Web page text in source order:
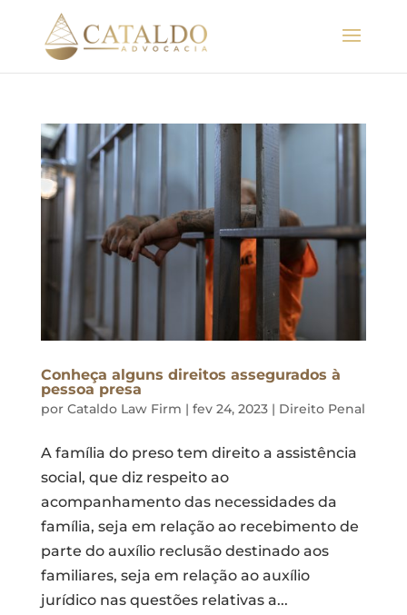
Conheça alguns direitos assegurados à
pessoa presa
por Cataldo Law Firm | fev 24, 2023| Direito Penal
A família do preso tem direito a assistência
social, que diz respeito ao
acompanhamento das necessidades da
família, seja em relação ao recebimento de
parte do auxílio reclusão destinado aos
familiares, seja em relação ao auxílio
jurídico nas questões relativas a...